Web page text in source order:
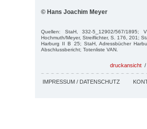
© Hans Joachim Meyer
Quellen: StaH, 332-5_12902/567/
Hochmuth/Meyer, Streiflichter, S. 176, 201;
Harburg II B 25; StaH, Adressbücher
Abschlussbericht; Totenliste VAN.
druckansicht /
IMPRESSUM / DATENSCHUTZ